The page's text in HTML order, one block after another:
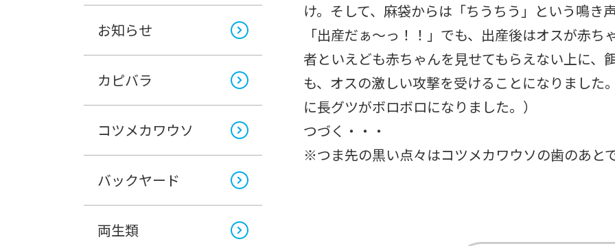
お知らせ
カピバラ
コツメカワウソ
バックヤード
両生類
け。そして、麻袋からは「ちうちう」という鳴き
「出産だぁ～っ！！」でも、出産後はオスが赤
者といえども赤ちゃんを見せてもらえない上に、
も、オスの激しい攻撃を受けることになりました
に長グツがボロボロになりました。）
つづく・・・
※つま先の黒い点々はコツメカワウソの歯のあとで